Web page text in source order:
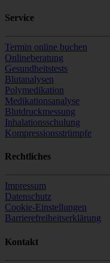
Service
Termin online buchen
Onlineberatung
Gesundheitstests
Blutanalysen
Polymedikation
Medikationsanalyse
Blutdruckmessung
Inhalationsschulung
Kompressionsstrümpfe
Rechtliches
Impressum
Datenschutz
Cookie-Einstellungen
Barrierefreiheitserklärung
Kontakt